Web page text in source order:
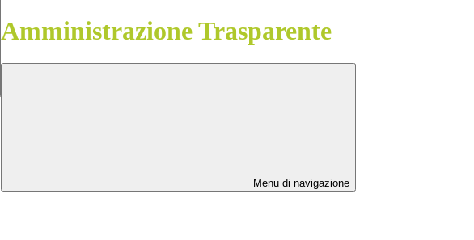
Amministrazione Trasparente
Menu di navigazione